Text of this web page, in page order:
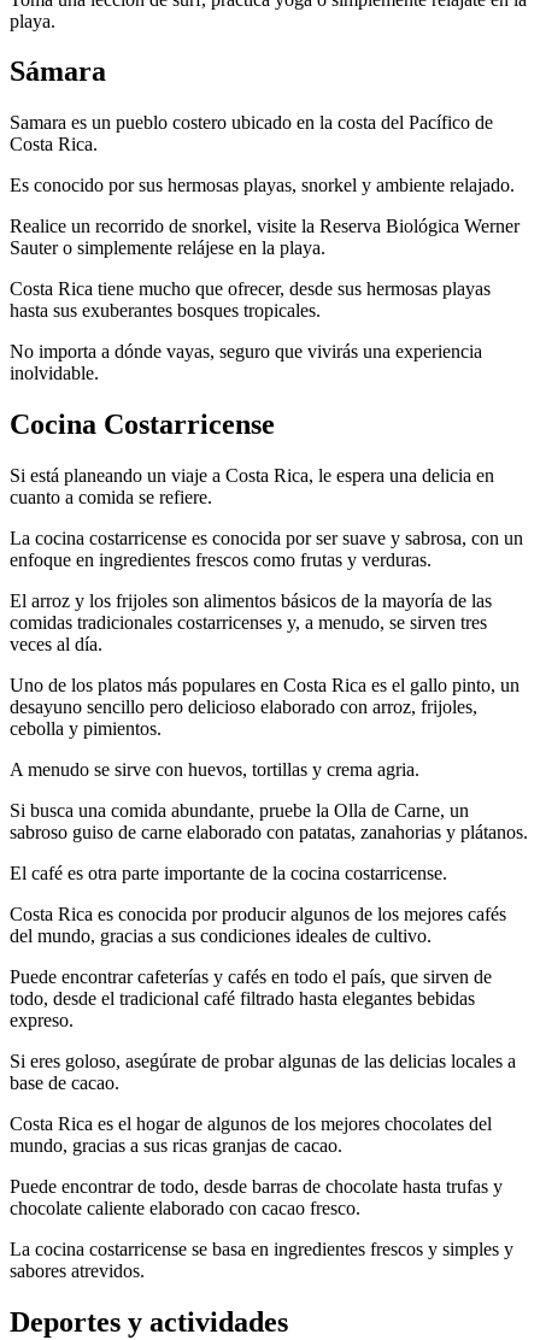
playa.
Sámara
Samara es un pueblo costero ubicado en la costa del Pacífico de
Costa Rica.
Es conocido por sus hermosas playas, snorkel y ambiente relajado.
Realice un recorrido de snorkel, visite la Reserva Biológica Werner
Sauter o simplemente relájese en la playa.
Costa Rica tiene mucho que ofrecer, desde sus hermosas playas
hasta sus exuberantes bosques tropicales.
No importa a dónde vayas, seguro que vivirás una experiencia
inolvidable.
Cocina Costarricense
Si está planeando un viaje a Costa Rica, le espera una delicia en
cuanto a comida se refiere.
La cocina costarricense es conocida por ser suave y sabrosa, con un
enfoque en ingredientes frescos como frutas y verduras.
El arroz y los frijoles son alimentos básicos de la mayoría de las
comidas tradicionales costarricenses y, a menudo, se sirven tres
veces al día.
Uno de los platos más populares en Costa Rica es el gallo pinto, un
desayuno sencillo pero delicioso elaborado con arroz, frijoles,
cebolla y pimientos.
A menudo se sirve con huevos, tortillas y crema agria.
Si busca una comida abundante, pruebe la Olla de Carne, un
sabroso guiso de carne elaborado con patatas, zanahorias y plátanos.
El café es otra parte importante de la cocina costarricense.
Costa Rica es conocida por producir algunos de los mejores cafés
del mundo, gracias a sus condiciones ideales de cultivo.
Puede encontrar cafeterías y cafés en todo el país, que sirven de
todo, desde el tradicional café filtrado hasta elegantes bebidas
expreso.
Si eres goloso, asegúrate de probar algunas de las delicias locales a
base de cacao.
Costa Rica es el hogar de algunos de los mejores chocolates del
mundo, gracias a sus ricas granjas de cacao.
Puede encontrar de todo, desde barras de chocolate hasta trufas y
chocolate caliente elaborado con cacao fresco.
La cocina costarricense se basa en ingredientes frescos y simples y
sabores atrevidos.
Deportes y actividades